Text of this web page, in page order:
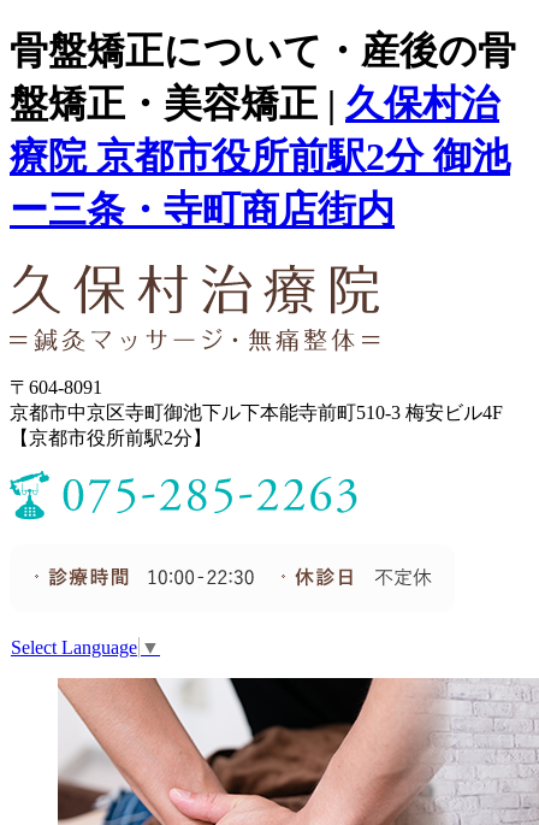
骨盤矯正について・産後の骨
盤矯正・美容矯正 | 久保村治
療院 京都市役所前駅2分 御池
ー三条・寺町商店街内
〒604-8091
京都市中京区寺町御池下ル下本能寺前町510-3 梅安ビル4F
【京都市役所前駅2分】
Select Language ▼